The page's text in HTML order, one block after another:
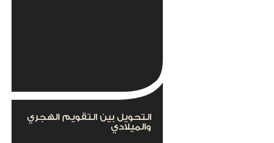
التحويل بين التقويم الهجري
والميلادي